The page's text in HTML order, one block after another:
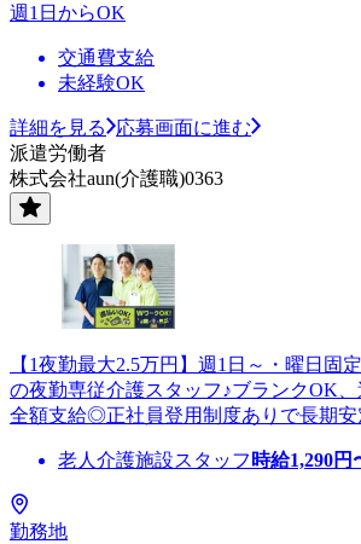
週1日からOK
交通費支給
未経験OK
詳細を見る
応募画面に進む
派遣労働者
株式会社aun(介護職)0363
【1夜勤最大2.5万円】週1日～・曜日固
の夜勤専従介護スタッフ♪ブランクOK
全額支給◎正社員登用制度ありで長期安
老人介護施設スタッフ 時給1,290円
勤務地